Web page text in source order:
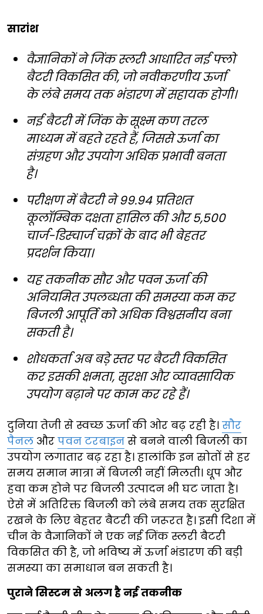
सारांश
वैज्ञानिकों ने जिंक स्लरी आधारित नई फ्लो
बैटरी विकसित की, जो नवीकरणीय ऊर्जा
के लंबे समय तक भंडारण में सहायक होगी।
नई बैटरी में जिंक के सूक्ष्म कण तरल
माध्यम में बहते रहते हैं, जिससे ऊर्जा का
संग्रहण और उपयोग अधिक प्रभावी बनता
है।
परीक्षण में बैटरी ने 99.94 प्रतिशत
कूलॉम्बिक दक्षता हासिल की और 5,500
चार्ज-डिस्चार्ज चक्रों के बाद भी बेहतर
प्रदर्शन किया।
यह तकनीक सौर और पवन ऊर्जा की
अनियमित उपलब्धता की समस्या कम कर
बिजली आपूर्ति को अधिक विश्वसनीय बना
सकती है।
शोधकर्ता अब बड़े स्तर पर बैटरी विकसित
कर इसकी क्षमता, सुरक्षा और व्यावसायिक
उपयोग बढ़ाने पर काम कर रहे हैं।
दुनिया तेजी से स्वच्छ ऊर्जा की ओर बढ़ रही है। सौर
पैनल और पवन टरबाइन से बनने वाली बिजली का
उपयोग लगातार बढ़ रहा है। हालांकि इन स्रोतों से हर
समय समान मात्रा में बिजली नहीं मिलती। धूप और
हवा कम होने पर बिजली उत्पादन भी घट जाता है।
ऐसे में अतिरिक्त बिजली को लंबे समय तक सुरक्षित
रखने के लिए बेहतर बैटरी की जरूरत है। इसी दिशा में
चीन के वैज्ञानिकों ने एक नई जिंक स्लरी बैटरी
विकसित की है, जो भविष्य में ऊर्जा भंडारण की बड़ी
समस्या का समाधान बन सकती है।
पुराने सिस्टम से अलग है नई तकनीक